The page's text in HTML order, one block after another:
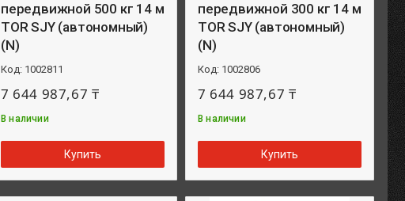
передвижной 500 кг 14 м
TOR SJY (автономный)
(N)
1002811
7 644 987,67 ₸
В наличии
Купить
передвижной 300 кг 14 м
TOR SJY (автономный)
(N)
1002806
7 644 987,67 ₸
В наличии
Купить